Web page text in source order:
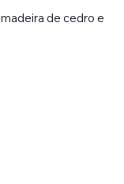
de cedro e